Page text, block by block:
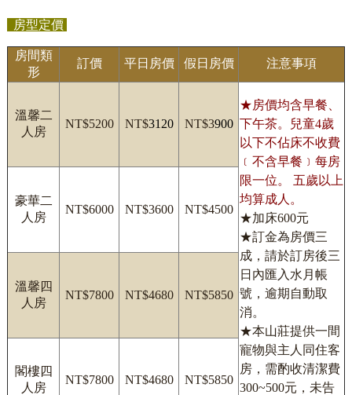
房型定價
房間類
形
訂價 平日房價 假日房價 注意事項
溫馨二
人房
NT$5200 NT$3120 NT$3900
★房價均含早餐、
下午茶。兒童4歲
以下不佔床不收費
﹝不含早餐﹞每房
限一位。 五歲以上
均算成人。
★加床600元
★訂金為房價三
成，請於訂房後三
日內匯入水月帳
號，逾期自動取
消。
★本山莊提供一間
寵物與主人同住客
房，需酌收清潔費
300~500元，未告
豪華二
人房
NT$6000 NT$3600 NT$4500
溫馨四
人房
NT$7800 NT$4680 NT$5850
閣樓四
人房
NT$7800 NT$4680 NT$5850